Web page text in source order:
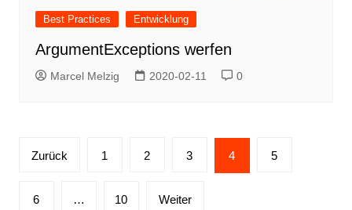
Best Practices Entwicklung
ArgumentExceptions werfen
Marcel Melzig 2020-02-11 0
Seitennummerierung
Beiträge
Zurück 1 2 3 4 5
6 … 10 Weiter